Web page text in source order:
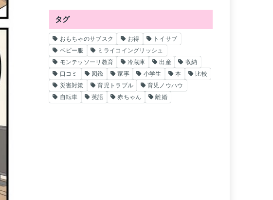
タグ
おもちゃのサブスク お得
トイサブ
ベビー服
ミライコイングリッシュ
モンテッソーリ教育
冷蔵庫 出産
収納
口コミ
図鑑 家事 小学生 本
比較
災害対策
育児トラブル
育児ノウハウ
自転車
英語 赤ちゃん 離婚